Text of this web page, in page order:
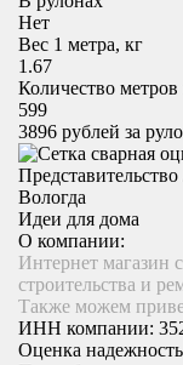
Нет
Вес 1 метра, кг
1.67
Количество
599
3896 рублей за
Представительство
Вологда
Идеи для дома
О компании:
Интернет магазин
строительства и
Также можем
ИНН компании:
Оценка